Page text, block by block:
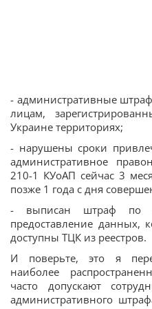
- административные
лицам,
Украине территориях;
- нарушены сроки
административное
210-1 КУоАП сейчас 3
позже 1 года с дня
- выписан штраф по
предоставление данных,
доступны ТЦК из реестров.
И поверьте, это я
наиболее
часто допускают
административного